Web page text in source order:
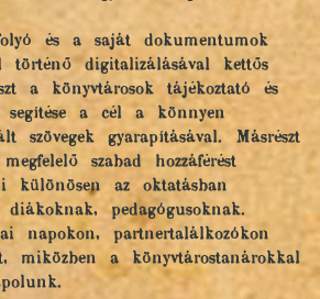
és a saját dokumentumok
történő digitalizálásával kettős
a könyvtárosok tájékoztató és
segítése a cél a könnyen
szövegek gyarapításával. Másrészt
szabad hozzáférést
különösen az oktatásban
diákoknak, pedagógusoknak.
napokon, partnertalálkozókon
miközben a könyvtárostanárokkal